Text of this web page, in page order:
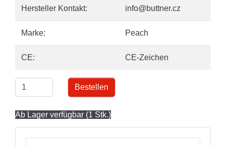
Hersteller Kontakt: info@buttner.cz
Marke: Peach
CE: CE-Zeichen
Bestellen
Ab Lager verfügbar (1 Stk.)